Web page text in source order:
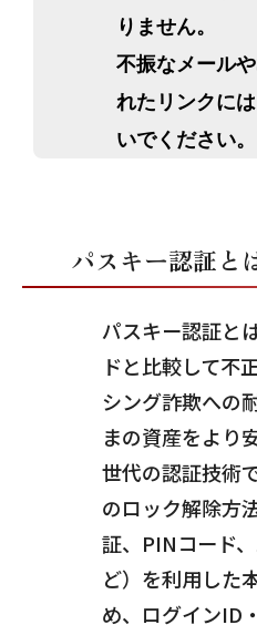
りません。
不振なメール
れたリンクに
いでください。
パスキー認証と
パスキー認証と
ドと比較して不
シング詐欺への
まの資産をより
世代の認証技術
のロック解除方
証、PINコード
ど）を利用した
め、ログインID